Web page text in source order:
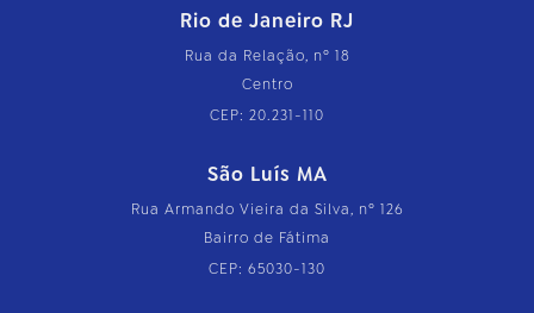
Rio de Janeiro RJ
Rua da Relação, nº 18
Centro
CEP: 20.231-110
São Luís MA
Rua Armando Vieira da Silva, nº 126
Bairro de Fátima
CEP: 65030-130